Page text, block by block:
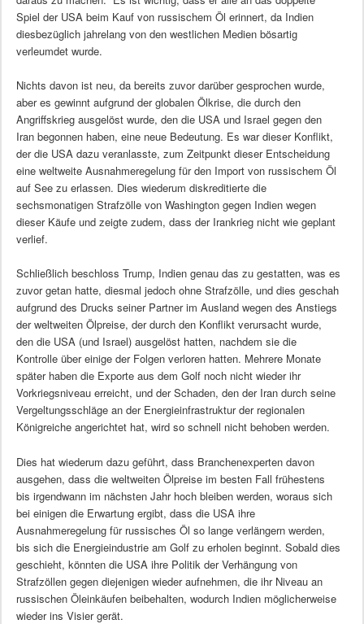
Spiel der USA beim Kauf von russischem Öl erinnert, da Indien
diesbezüglich jahrelang von den westlichen Medien bösartig
verleumdet wurde.
Nichts davon ist neu, da bereits zuvor darüber gesprochen wurde,
aber es gewinnt aufgrund der globalen Ölkrise, die durch den
Angriffskrieg ausgelöst wurde, den die USA und Israel gegen den
Iran begonnen haben, eine neue Bedeutung. Es war dieser Konflikt,
der die USA dazu veranlasste, zum Zeitpunkt dieser Entscheidung
eine weltweite Ausnahmeregelung für den Import von russischem Öl
auf See zu erlassen. Dies wiederum diskreditierte die
sechsmonatigen Strafzölle von Washington gegen Indien wegen
dieser Käufe und zeigte zudem, dass der Irankrieg nicht wie geplant
verlief.
Schließlich beschloss Trump, Indien genau das zu gestatten, was es
zuvor getan hatte, diesmal jedoch ohne Strafzölle, und dies geschah
aufgrund des Drucks seiner Partner im Ausland wegen des Anstiegs
der weltweiten Ölpreise, der durch den Konflikt verursacht wurde,
den die USA (und Israel) ausgelöst hatten, nachdem sie die
Kontrolle über einige der Folgen verloren hatten. Mehrere Monate
später haben die Exporte aus dem Golf noch nicht wieder ihr
Vorkriegsniveau erreicht, und der Schaden, den der Iran durch seine
Vergeltungsschläge an der Energieinfrastruktur der regionalen
Königreiche angerichtet hat, wird so schnell nicht behoben werden.
Dies hat wiederum dazu geführt, dass Branchenexperten davon
ausgehen, dass die weltweiten Ölpreise im besten Fall frühestens
bis irgendwann im nächsten Jahr hoch bleiben werden, woraus sich
bei einigen die Erwartung ergibt, dass die USA ihre
Ausnahmeregelung für russisches Öl so lange verlängern werden,
bis sich die Energieindustrie am Golf zu erholen beginnt. Sobald dies
geschieht, könnten die USA ihre Politik der Verhängung von
Strafzöllen gegen diejenigen wieder aufnehmen, die ihr Niveau an
russischen Öleinkäufen beibehalten, wodurch Indien möglicherweise
wieder ins Visier gerät.